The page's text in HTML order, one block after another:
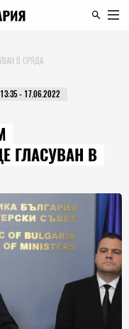
В СРЯДА
13:35 - 17.06.2022
ГЛАСУВАН В